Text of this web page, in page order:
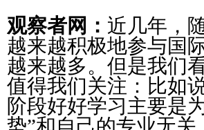
观察者网： 近几年，
越来越积极地参与国
越来越多。但是我们
值得我们关注：比如
阶段好好学习主要是